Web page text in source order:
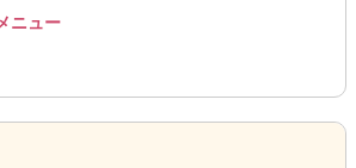
ニュー